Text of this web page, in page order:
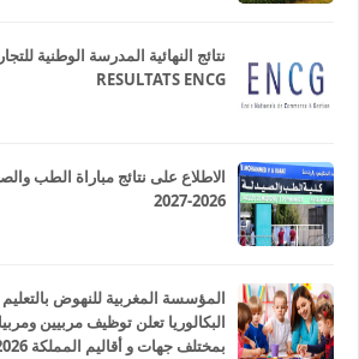
RESULTATS ENCG
الاطلاع على نتائج مباراة الطب
2026-2027
البكالوريا تعلن توظيف مربيين
بمختلف جهات و أقاليم المملكة 2026